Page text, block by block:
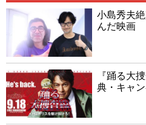
小島秀夫
んだ映画
『踊る大
典・キャ